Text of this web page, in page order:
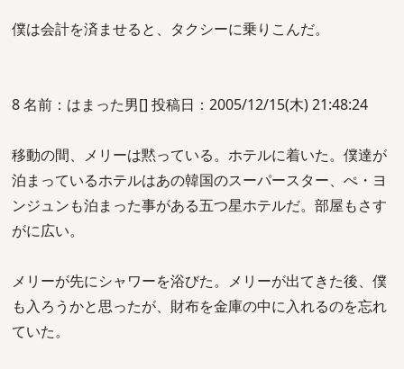
僕は会計を済ませると、タクシーに乗りこんだ。
8 名前：はまった男[] 投稿日：2005/12/15(木) 21:48:24
移動の間、メリーは黙っている。ホテルに着いた。僕達が
泊まっているホテルはあの韓国のスーパースター、ぺ・ヨ
ンジュンも泊まった事がある五つ星ホテルだ。部屋もさす
がに広い。
メリーが先にシャワーを浴びた。メリーが出てきた後、僕
も入ろうかと思ったが、財布を金庫の中に入れるのを忘れ
ていた。